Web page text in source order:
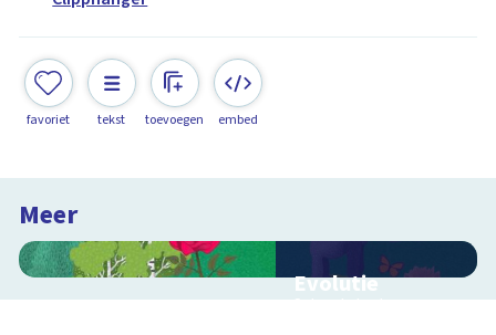
favoriet tekst toevoegen embed
Meer
Evolutie
Schoolplaat over